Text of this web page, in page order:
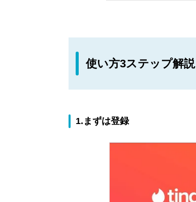
使い方3ステップ解説
1.まずは登録